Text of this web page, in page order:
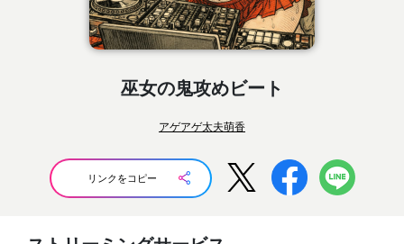
巫女の鬼攻めビート
アゲアゲ太夫萌香
リンクをコピー